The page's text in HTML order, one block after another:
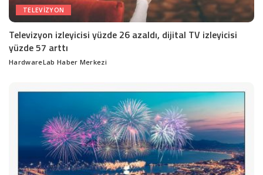
TELEVIZYON
Televizyon izleyicisi yüzde 26 azaldı, dijital TV izleyicisi
yüzde 57 arttı
Posted
HardwareLab Haber Merkezi